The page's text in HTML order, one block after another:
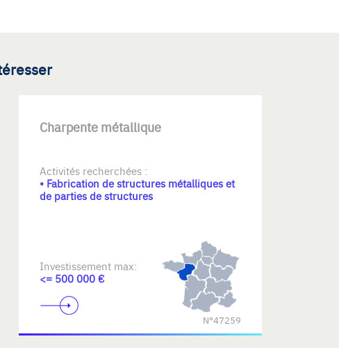
Charpente métallique
Activités recherchées :
• Fabrication de structures métalliques et
de parties de structures
Investissement max:
<= 500 000 €
N°47259